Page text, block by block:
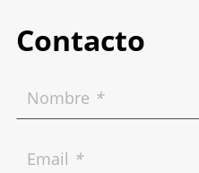
Contacto
Nombre *
Email *